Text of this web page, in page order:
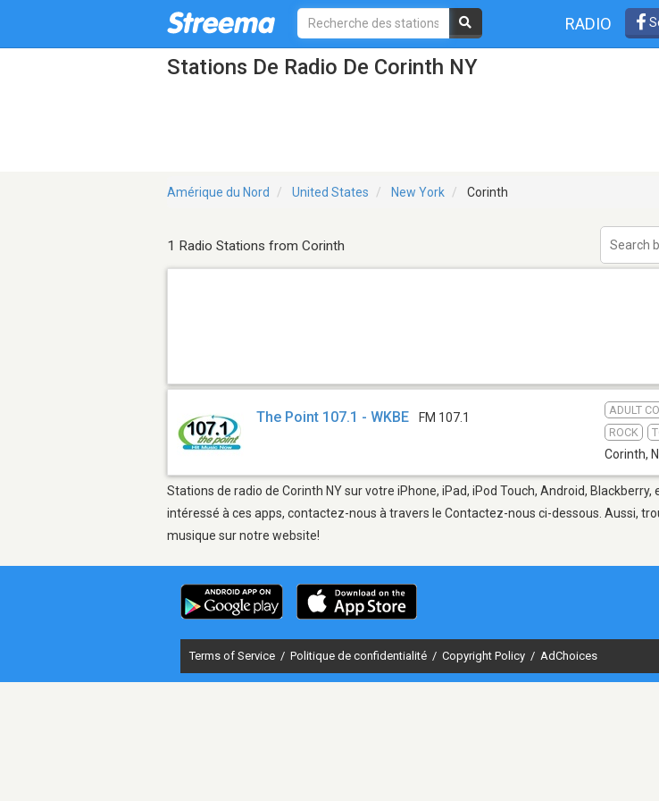
RADIO
Stations De Radio De Corinth NY
Amérique du Nord United States New York Corinth
1 Radio Stations from Corinth
The Point 107.1 - WKBE FM 107.1
ADULT
ROCK
Corinth,
Stations de radio de Corinth NY sur votre iPhone, iPad, iPod Touch, Android,
intéressé à ces apps, contactez-nous à travers le Contactez-nous ci-dessous. Aussi,
musique sur notre website!
Terms of Service / Politique de confidentialité / Copyright Policy / AdChoices